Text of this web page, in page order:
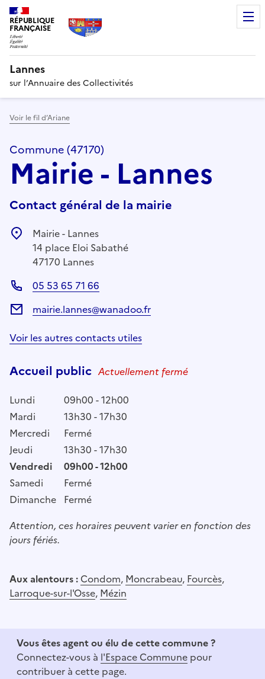
RÉPUBLIQUE
FRANÇAISE
Lannes
sur l’Annuaire des Collectivités
Voir le fil d’Ariane
Commune (47170)
Mairie - Lannes
Contact général de la mairie
Mairie - Lannes
14 place Eloi Sabathé
47170 Lannes
05 53 65 71 66
mairie.lannes@wanadoo.fr
Voir les autres contacts utiles
Accueil public Actuellement fermé
Lundi
09h00 - 12h00
Mardi
13h30 - 17h30
Mercredi
Fermé
Jeudi
13h30 - 17h30
Vendredi
09h00 - 12h00
Samedi
Fermé
Dimanche Fermé
Attention, ces horaires peuvent varier en fonction des
jours fériés.
Aux alentours : Condom, Moncrabeau, Fourcès,
Larroque-sur-l'Osse, Mézin
Vous êtes agent ou élu de cette commune ?
Connectez-vous à l'Espace Commune pour
contribuer à cette page.